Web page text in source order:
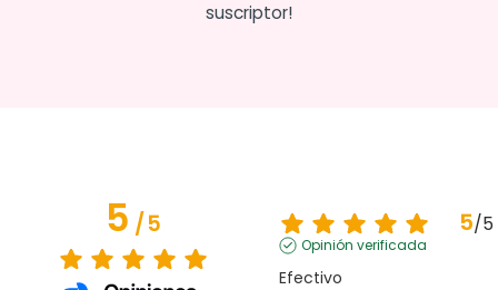
suscriptor!
5/5 5/5
Opinión verificada
Efectivo